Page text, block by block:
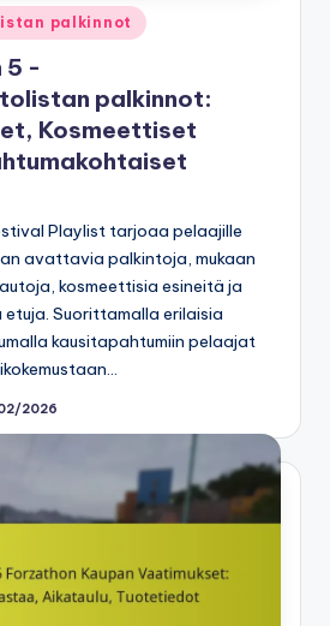
palkinnot
5 -
palkinnot:
Kosmeettiset
Playlist tarjoaa pelaajille
avattavia palkintoja, mukaan
kosmeettisia esineitä ja
Suorittamalla erilaisia
kausitapahtumiin pelaajat
2026